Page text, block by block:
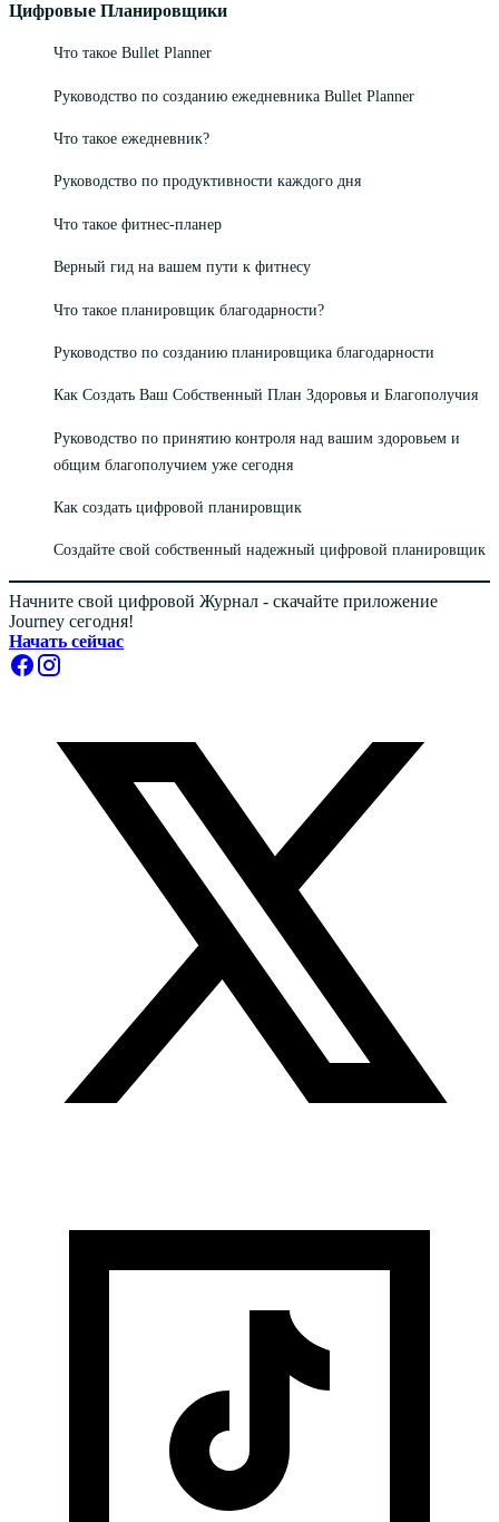
Цифровые Планировщики
Что такое Bullet Planner
Руководство по созданию ежедневника Bullet Planner
Что такое ежедневник?
Руководство по продуктивности каждого дня
Что такое фитнес-планер
Верный гид на вашем пути к фитнесу
Что такое планировщик благодарности?
Руководство по созданию планировщика благодарности
Как Создать Ваш Собственный План Здоровья и Благополучия
Руководство по принятию контроля над вашим здоровьем и
общим благополучием уже сегодня
Как создать цифровой планировщик
Создайте свой собственный надежный цифровой планировщик
Начните свой цифровой Журнал - скачайте приложение
Journey сегодня!
Начать сейчас